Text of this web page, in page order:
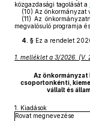
közgazdasági tagolását a
(10) Az önkormányzat
(11) Az
megvalósuló programja
4. § Ez a rendelet
1. melléklet a 3/2026. (V.
Az
csoportonkénti,
vállalt és
1.
Kiadások
Rovat megnevezése